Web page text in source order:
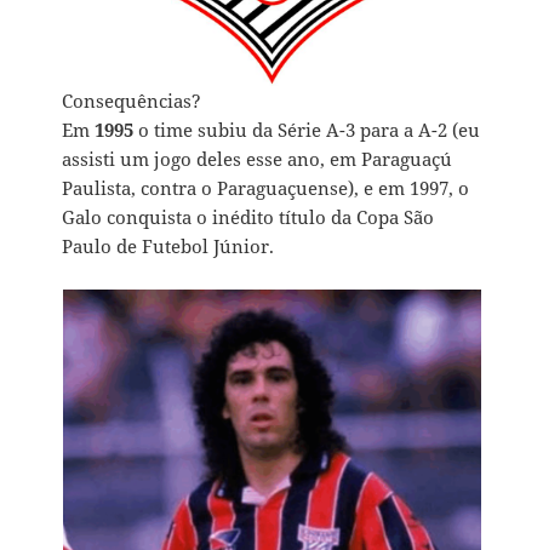
Consequências?
Em1995 o time subiu da Série A-3 para a A-2 (eu
assisti um jogo deles esse ano, em Paraguaçú
Paulista, contra o Paraguaçuense), e em 1997, o
Galo conquista o inédito título da Copa São
Paulo de Futebol Júnior.